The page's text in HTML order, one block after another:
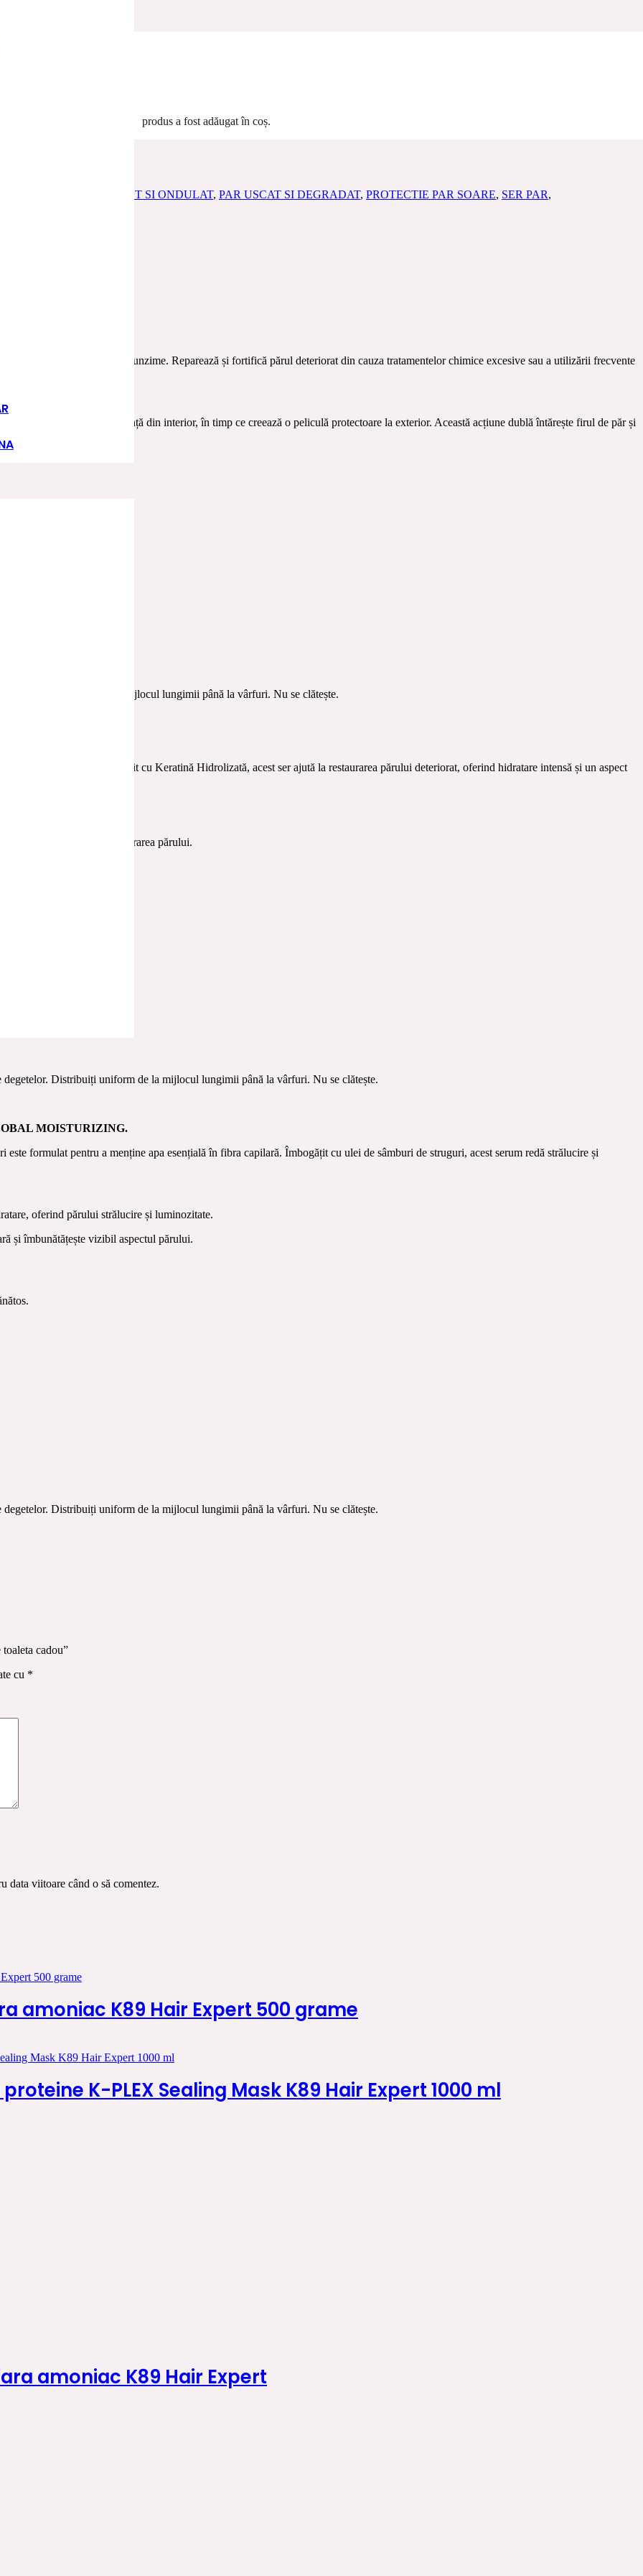
produs a fost adăugat în coș.
DE TOALETA CADOU
PAR CRET SI ONDULAT, PAR USCAT SI DEGRADAT, PROTECTIE PAR SOARE, SER PAR,
fibra capilară în profunzime. Reparează și fortifică părul deteriorat din cauza tratamentelor chimice excesive sau a utilizării frecvente
de păr, conferindu-i rezistență din interior, în timp ce creează o peliculă protectoare la exterior. Această acțiune dublă întărește firul de păr și
Distribuiți uniform de la mijlocul lungimii până la vârfuri. Nu se clătește.
fibra capilară. Îmbogățit cu Keratină Hidrolizată, acest ser ajută la restaurarea părului deteriorat, oferind hidratare intensă și un aspect
păr.
ce previne deteriorarea părului.
Distribuiți uniform de la mijlocul lungimii până la vârfuri. Nu se clătește.
MOISTURIZING.
formulat pentru a menține apa esențială în fibra capilară. Îmbogățit cu ulei de sâmburi de struguri, acest serum redă strălucire și
oferind părului strălucire și luminozitate.
și îmbunătățește vizibil aspectul părului.
Distribuiți uniform de la mijlocul lungimii până la vârfuri. Nu se clătește.
cadou”
cu *
data viitoare când o să comentez.
amoniac K89 Hair Expert 500 grame
K-PLEX Sealing Mask K89 Hair Expert 1000 ml
amoniac K89 Hair Expert